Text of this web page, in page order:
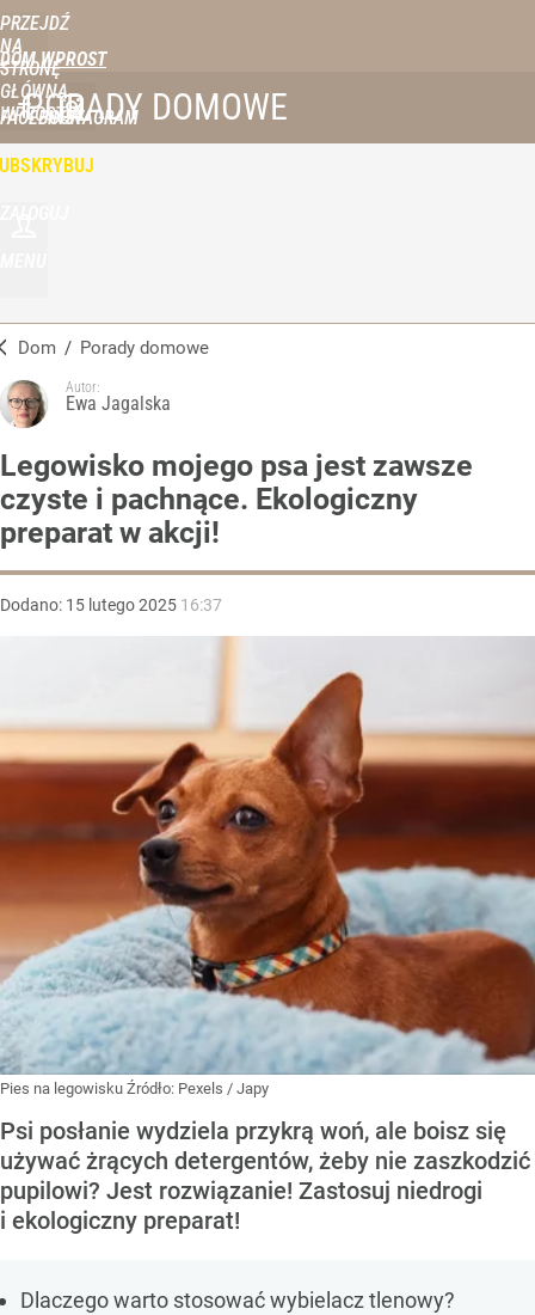
PRZEJDŹ
NA
STRONĘ
GŁÓWNĄ
WPROST.PL
DOM WPROST
FACEBOOKINSTAGRAM
PORADY DOMOWE
Dom / Porady domowe
Autor:
Ewa Jagalska
Legowisko mojego psa jest zawsze
czyste i pachnące. Ekologiczny
preparat w akcji!
Dodano: 15 lutego2025 16:37
Pies na legowisku Źródło: Pexels / Japy
Psi posłanie wydziela przykrą woń, ale boisz się
używać żrących detergentów, żeby nie zaszkodzić
pupilowi? Jest rozwiązanie! Zastosuj niedrogi
i ekologiczny preparat!
Dlaczego warto stosować wybielacz tlenowy?